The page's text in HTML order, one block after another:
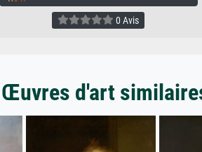
0 Avis
Œuvres d'art